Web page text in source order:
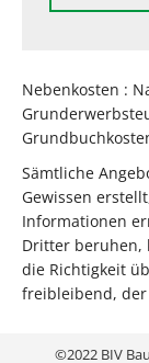
Nebenkosten :
Sämtliche
Gewissen
Informationen
Dritter beruhen,
die Richtigkeit
freibleibend,
©2022 BIV